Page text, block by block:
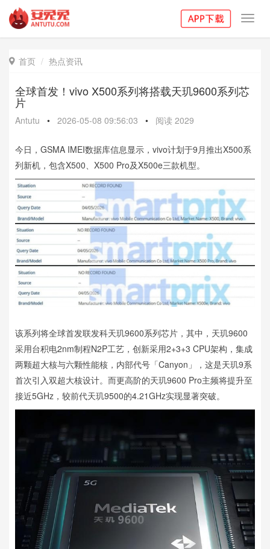
 首页 热点资讯
全球首发！vivo X500系列将搭载天玑9600系列芯
片
Antutu • 2026-05-08 09:56:03 • 阅读 2029
今日，GSMA IMEI数据库信息显示，vivo计划于9月推出X500系
列新机，包含X500、X500 Pro及X500e三款机型。
该系列将全球首发联发科天玑9600系列芯片，其中，天玑9600
采用台积电2nm制程N2P工艺，创新采用2+3+3 CPU架构，集成
两颗超大核与六颗性能核，内部代号「Canyon」，这是天玑9系
首次引入双超大核设计。而更高阶的天玑9600 Pro主频将提升至
接近5GHz，较前代天玑9500的4.21GHz实现显著突破。